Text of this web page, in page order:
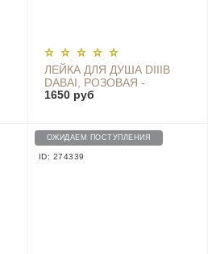
ЛЕЙКА ДЛЯ ДУША DIIIB
DABAI, РОЗОВАЯ -
DXHS004-2
1650 руб
ОЖИДАЕМ ПОСТУПЛЕНИЯ
ID: 274339